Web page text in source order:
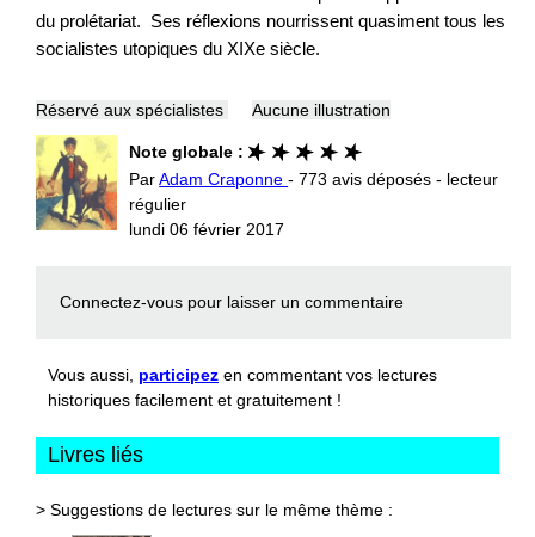
du prolétariat. Ses réflexions nourrissent quasiment tous les
socialistes utopiques du XIXe siècle.
Réservé aux spécialistes Aucune illustration
Note globale :
ParAdam Craponne- 773 avis déposés - lecteur
régulier
lundi 06 février 2017
Connectez-vous pour laisser un commentaire
Vous aussi, participez en commentant vos lectures
historiques facilement et gratuitement !
Livres liés
> Suggestions de lectures sur le même thème :